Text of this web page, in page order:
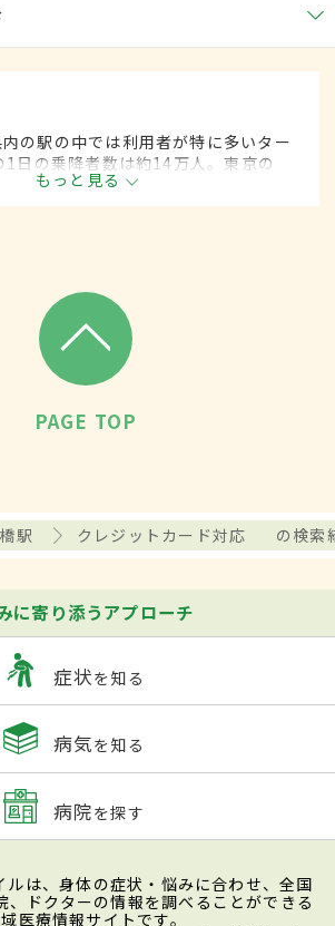
の駅の中では利用者が特に多いター
1日の乗降者数は約14万人。東京の
て発展し、古くからの住宅街と再開発
混在。大型商業施設も多く進出して
もっと見る
PAGE TOP
駅 クレジットカード対応 の検索
に寄り添うアプローチ
症状を知る
病気を知る
病院を探す
ルは、身体の症状・悩みに合わせ、全国
、ドクターの情報を調べることができる
医療情報サイトです。